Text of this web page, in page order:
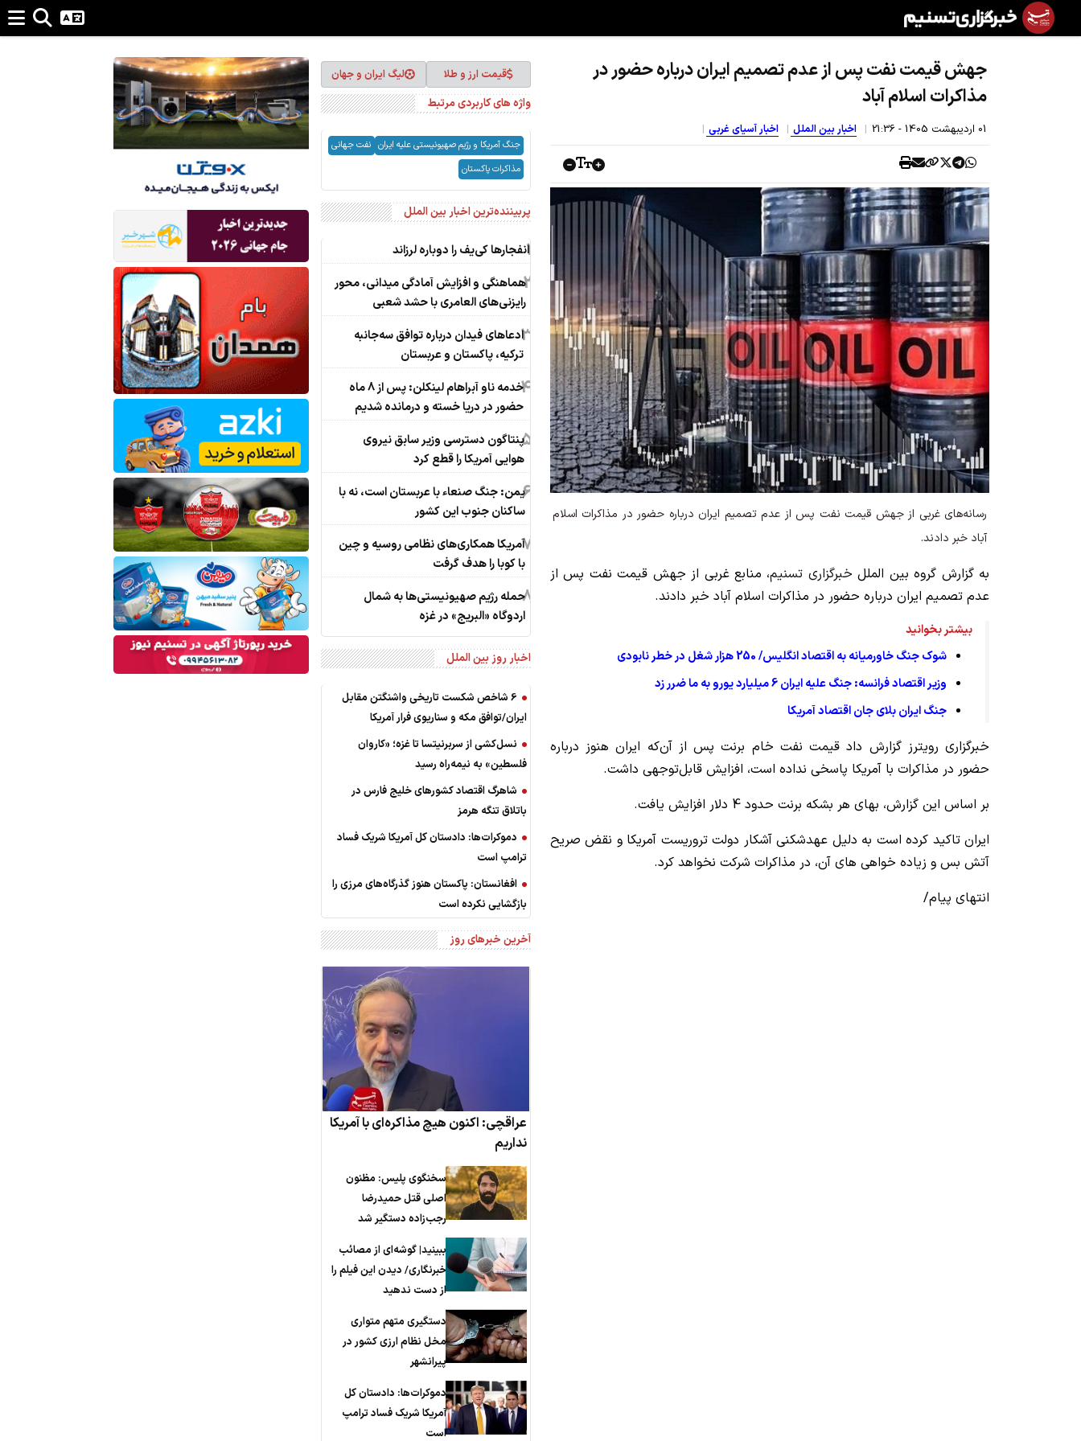
جهش قیمت نفت پس از عدم تصمیم ایران درباره حضور در
مذاکرات اسلام آباد
01 ارديبهشت 1405 - 21:36 اخبار بین الملل اخبار آسیای غربی
رسانه‌های غربی از جهش قیمت نفت پس از عدم تصمیم ایران درباره حضور در مذاکرات اسلام
آباد خبر دادند.
به گزارش گروه بین الملل خبرگزاری تسنیم، منابع غربی از جهش قیمت نفت پس از
عدم تصمیم ایران درباره حضور در مذاکرات اسلام آباد خبر دادند.
بیشتر بخوانید
شوک جنگ خاورمیانه به اقتصاد انگلیس/ 250 هزار شغل در خطر نابودی
وزیر اقتصاد فرانسه: جنگ علیه ایران 6 میلیارد یورو به ما ضرر زد
جنگ ایران بلای جان اقتصاد آمریکا
خبرگزاری رویترز گزارش داد قیمت نفت خام برنت پس از آن‌که ایران هنوز درباره
حضور در مذاکرات با آمریکا پاسخی نداده است، افزایش قابل‌توجهی داشت.
بر اساس این گزارش، بهای هر بشکه برنت حدود 4 دلار افزایش یافت.
ایران تاکید کرده است به دلیل عهدشکنی آشکار دولت تروریست آمریکا و نقض صریح
آتش بس و زیاده خواهی های آن، در مذاکرات شرکت نخواهد کرد.
انتهای پیام/
قیمت ارز و طلا لیگ ایران و جهان
واژه های کاربردی مرتبط
جنگ آمریکا و رژیم صهیونیستی علیه ایران نفت جهانی
مذاکرات پاکستان
پربیننده‌ترین اخبار بین الملل
1انفجارها کی‌یف را دوباره لرزاند
2هماهنگی و افزایش آمادگی میدانی، محور
رایزنی‌های العامری با حشد شعبی
3ادعاهای فیدان درباره توافق سه‌جانبه
ترکیه، پاکستان و عربستان
4
خدمه ناو آبراهام لینکلن: پس از 8 ماه
حضور در دریا خسته و درمانده‌ شدیم
5پنتاگون دسترسی وزیر سابق نیروی
هوایی آمریکا را قطع کرد
6یمن: جنگ صنعاء با عربستان است، نه با
ساکنان جنوب این کشور
7آمریکا همکاری‌های نظامی روسیه و چین
با کوبا را هدف گرفت
8حمله رژیم صهیونیستی‌ها به شمال
اردوگاه «البریج» در غزه
اخبار روز بین الملل
6 شاخص شکست تاریخی واشنگتن مقابل
ایران/توافق مکه و سناریوی فرار آمریکا
نسل‌کشی از سربرنیتسا تا غزه؛ «کاروان
فلسطین» به نیمه‌راه رسید
شاهرگ اقتصاد کشورهای خلیج فارس در
باتلاق تنگه هرمز
دموکرات‌ها: دادستان کل آمریکا شریک فساد
ترامپ است
افغانستان: پاکستان هنوز گذرگاه‌های مرزی را
بازگشایی نکرده است
آخرین خبرهای روز
عراقچی: اکنون هیچ مذاکره‌ای با آمریکا
نداریم
سخنگوی پلیس: مظنون
اصلی قتل حمیدرضا
رجب‌زاده دستگیر شد
ببینید| گوشه‌ای از مصائب
خبرنگاری/ دیدن این فیلم را
از دست ندهید
دستگیری متهم متواری
مخل نظام ارزی کشور در
پیرانشهر
دموکرات‌ها: دادستان کل
آمریکا شریک فساد ترامپ
است